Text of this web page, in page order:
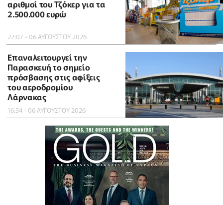
αριθμοί του Τζόκερ για τα
2.500.000 ευρώ
22:07 - 06 ΑΥΓΟΥΣΤΟΥ 2026
Επαναλειτουργεί την
Παρασκευή το σημείο
πρόσβασης στις αφίξεις
του αεροδρομίου
Λάρνακας
16:34 - 06 ΑΥΓΟΥΣΤΟΥ 2026